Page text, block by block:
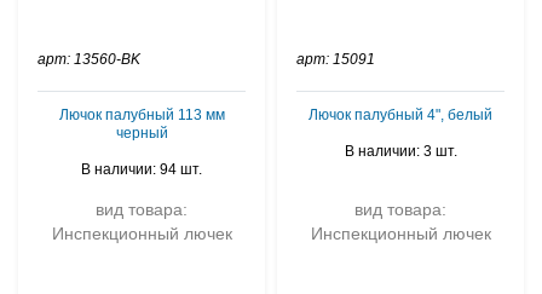
арт: 13560-BK
Лючок палубный 113 мм
черный
В наличии: 94 шт.
вид товара:
Инспекционный лючек
арт: 15091
Лючок палубный 4", белый
В наличии: 3 шт.
вид товара:
Инспекционный лючек